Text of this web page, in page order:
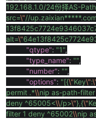
192.168.1.0/24份择AS-Path
src=\"//
alt=\"
"qtype": "1",
"type_name": "",
"number": "",
"options": "[{\"Key\":
permit .*\\nip as-path-
deny ^65005<\\/p>\"},{\"
filter 1 deny ^65002\\nip